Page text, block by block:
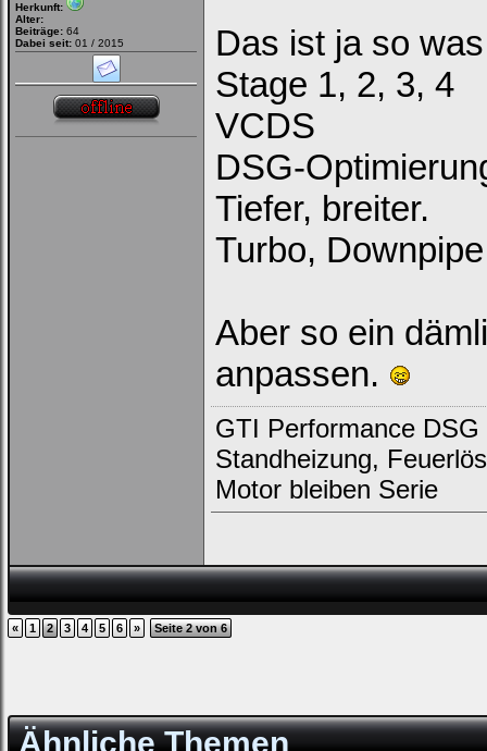
Herkunft:
Alter:
Beiträge: 64
Dabei seit: 01 / 2015
Das ist ja so
Stage 1, 2, 3, 4
VCDS
DSG-
Tiefer, breiter.
Turbo,
Aber so ein
anpassen.
GTI Performance
Standheizung,
Motor bleiben Serie
« 1 2 3 4 5 6 » Seite 2 von 6
Ähnliche Themen